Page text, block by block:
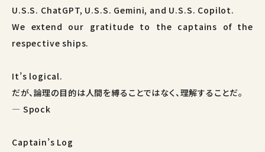
U.S.S. ChatGPT, U.S.S. Gemini, and U.S.S. Copilot.
We extend our gratitude to the captains of the
respective ships.
It’s logical.
だが、論理の目的は人間を縛ることではなく、理解することだ。
— Spock
Captain’s Log